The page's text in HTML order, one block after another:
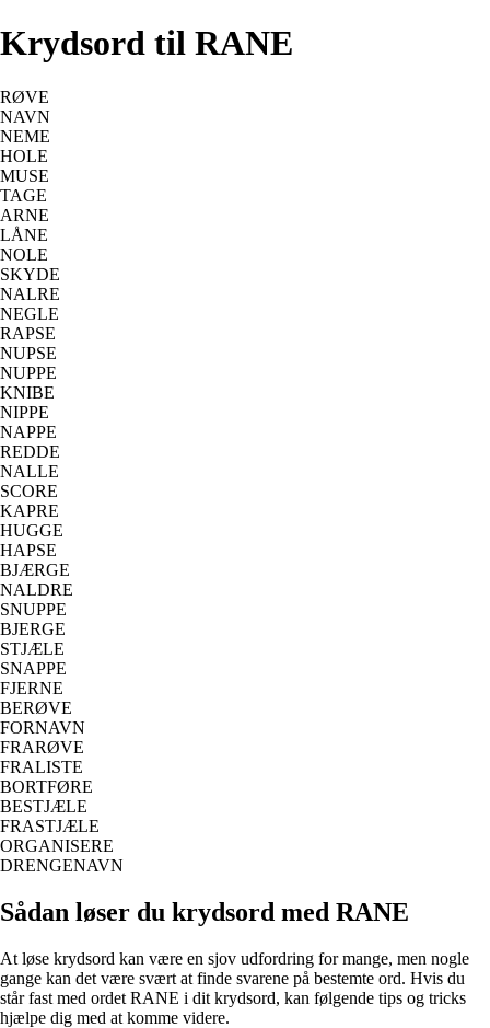
Krydsord til RANE
RØVE
NAVN
NEME
HOLE
MUSE
TAGE
ARNE
LÅNE
NOLE
SKYDE
NALRE
NEGLE
RAPSE
NUPSE
NUPPE
KNIBE
NIPPE
NAPPE
REDDE
NALLE
SCORE
KAPRE
HUGGE
HAPSE
BJÆRGE
NALDRE
SNUPPE
BJERGE
STJÆLE
SNAPPE
FJERNE
BERØVE
FORNAVN
FRARØVE
FRALISTE
BORTFØRE
BESTJÆLE
FRASTJÆLE
ORGANISERE
DRENGENAVN
Sådan løser du krydsord med RANE
At løse krydsord kan være en sjov udfordring for mange, men nogle
gange kan det være svært at finde svarene på bestemte ord. Hvis du
står fast med ordet RANE i dit krydsord, kan følgende tips og tricks
hjælpe dig med at komme videre.